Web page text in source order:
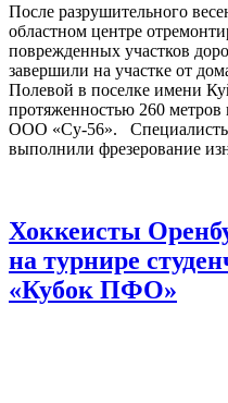
После разрушительного
областном центре
поврежденных участков
завершили на участке от
Полевой в поселке имени
протяженностью 260
ООО «Су-56». Специалисты
выполнили фрезерование
Хоккеисты
на турнире
«Кубок ПФО»